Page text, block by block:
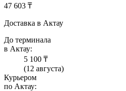
47 603 ₸
Доставка в Актау
До терминала
в Актау:
5 100 ₸
(12 августа)
Курьером
по Актау: